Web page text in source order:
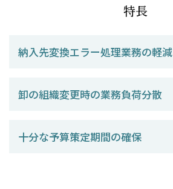
特長
納入先変換エラー処理業務の軽減
卸の組織変更時の業務負荷分散
十分な予算策定期間の確保